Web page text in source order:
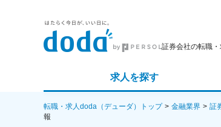
証券会社の転職
求人を探す
詳細条件から探す
転職・求人doda（デューダ）トップ 金融業界 証
報